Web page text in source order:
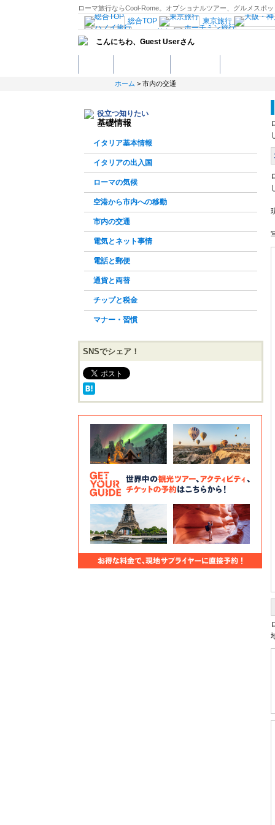
ローマ旅行ならCool-Rome。オプショナルツアー、グルメスポ
総合TOP
東京旅行
ハノイ旅行
ホーチミ
マニラ旅行
南仏プロヴァンス
モナコ旅行
ブリュッセル
ポーランド旅行
ドバイ・アブダビ旅
サンフランシスコ旅行
こんにちわ、 Guest Userさん
ホーム > 市内の交通
役立つ知りたい
基礎情報
イタリア基本情報
イタリアの出入国
ローマの気候
空港から市内への移動
市内の交通
電気とネット事情
電話と郵便
通貨と両替
チップと税金
マナー・習慣
SNSでシェア！